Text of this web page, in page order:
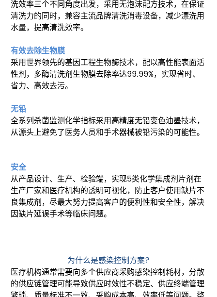
洗效率三个不同角度出发，采用无泡沫配方技术，在保证
清洗力的同时，兼容主流品牌清洗消毒设备，减少漂洗用
水量，提高清洗效率。
有效去除生物膜
采用世界领先的基因工程生物酶技术，配以高性能表面活
性剂，多酶清洗剂生物膜去除率达99.99%，实现省时、
省力、高效去污。
无铅
全系列杀菌监测化学指标采用高精度无铅变色油墨技术，
从源头上避免了医务人员和手术器械被铅污染的可能性。
安全
从产品设计、生产、检验端，实现5类化学集成剂片剂在
生产厂家和医疗机构的透明可视化，防止客户使用缺片不
良集成剂，尽最大努力提高客户的便利性和安全性，解决
因缺片延误手术等临床问题。
为什么是感染控制方案?
医疗机构通常需要向多个供应商采购感染控制耗材，分散
的供应链管理可能导致供应时效性不稳定、供应终端管理